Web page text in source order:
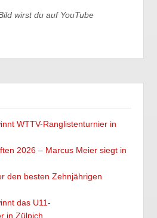
wirst du auf YouTube
WTTV-Ranglistenturnier in
2026 – Marcus Meier siegt in
den besten Zehnjährigen
das U11-
in Zülpich